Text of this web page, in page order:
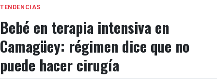
TENDENCIAS
Bebé en terapia intensiva en
Camagüey: régimen dice que no
puede hacer cirugía